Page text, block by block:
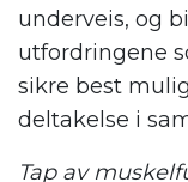
underveis, og
utfordringene
sikre best
deltakelse i
Tap av